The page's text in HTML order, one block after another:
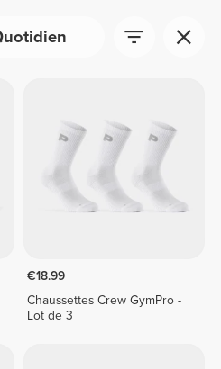
€18.99
Chaussettes Crew GymPro -
Lot de 3